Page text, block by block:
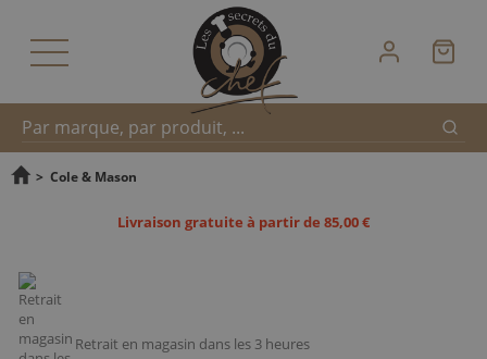
Recherche
> Cole & Mason
Livraison gratuite à partir de 85,00 €
Retrait en magasin dans les 3 heures